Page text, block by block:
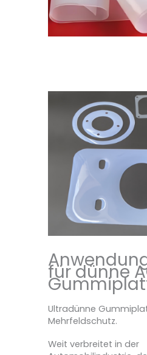
für dünne
Ultradünne
Mehrfeldschutz.
Weit verbreitet in der